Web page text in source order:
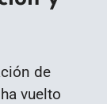
de
vuelto